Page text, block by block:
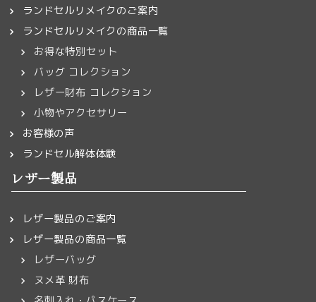
ランドセルリメイクのご案内
ランドセルリメイクの商品一覧
お得な特別セット
バッグ コレクション
レザー財布 コレクション
小物やアクセサリー
お客様の声
ランドセル解体体験
レザー製品
レザー製品のご案内
レザー製品の商品一覧
レザーバッグ
ヌメ革 財布